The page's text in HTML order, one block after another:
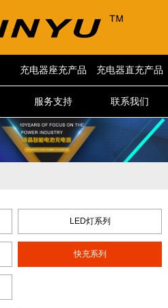
充电器座充产品 充电器直充产品
服务支持 联系我们
LED灯系列
快充系列